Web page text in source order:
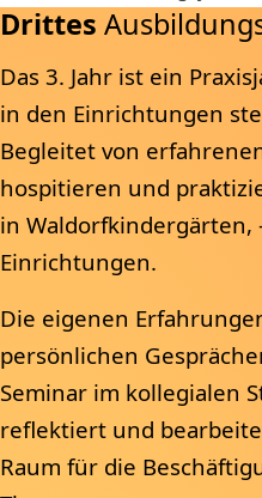
Drittes
Das 3. Jahr ist ein
in den Einrichtungen
Begleitet von
hospitieren und
in
Einrichtungen.
Die eigenen
persönlichen
Seminar im kollegialen
reflektiert und
Raum für die